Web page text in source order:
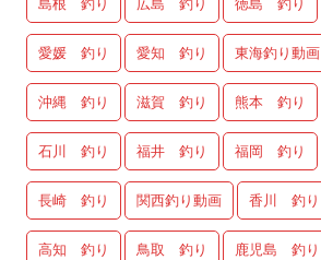
愛媛 釣り 愛知 釣り 東海釣り動画
沖縄 釣り 滋賀 釣り 熊本 釣り
石川 釣り 福井 釣り 福岡 釣り
長崎 釣り 関西釣り動画 香川 釣り
高知 釣り 鳥取 釣り 鹿児島 釣り